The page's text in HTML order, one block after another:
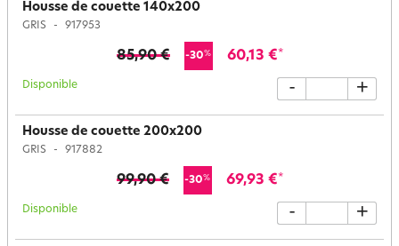
Housse de couette 140x200
GRIS 917953
85,90 € -30% 60,13 €*
Disponible - +
Housse de couette 200x200
GRIS 917882
99,90 € -30% 69,93 €*
Disponible - +